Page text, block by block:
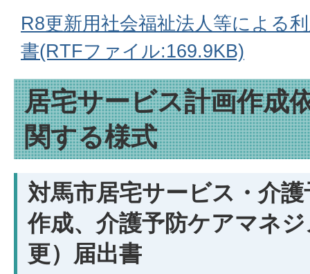
R8更新用社会福祉法人等による
書(RTFファイル:169.9KB)
居宅サービス計画作成
関する様式
対馬市居宅サービス・介
作成、介護予防ケアマネ
更）届出書